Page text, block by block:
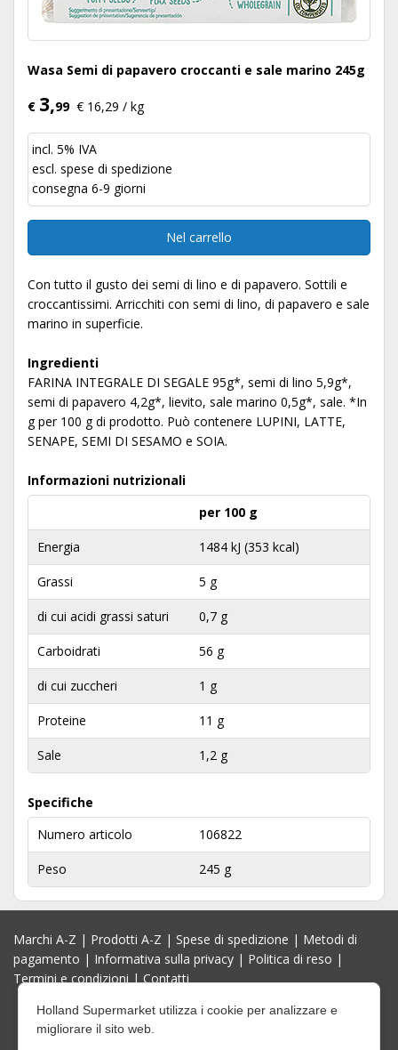
Wasa Semi di papavero croccanti e sale marino 245g
€ 3,99€ 16,29 / kg
incl. 5% IVA
escl. spese di spedizione
consegna 6-9 giorni
Nel carrello
Con tutto il gusto dei semi di lino e di papavero. Sottili e
croccantissimi. Arricchiti con semi di lino, di papavero e sale
marino in superficie.
Ingredienti
FARINA INTEGRALE DI SEGALE 95g*, semi di lino 5,9g*,
semi di papavero 4,2g*, lievito, sale marino 0,5g*, sale. *In
g per 100 g di prodotto. Può contenere LUPINI, LATTE,
SENAPE, SEMI DI SESAMO e SOIA.
Informazioni nutrizionali
per 100 g
Energia 1484 kJ (353 kcal)
Grassi 5 g
di cui acidi grassi saturi 0,7 g
Carboidrati 56 g
di cui zuccheri 1 g
Proteine 11 g
Sale 1,2 g
Specifiche
Numero articolo
106822
Peso 245 g
Marchi A-Z | Prodotti A-Z | Spese di spedizione | Metodi di
pagamento | Informativa sulla privacy | Politica di reso |
Termini e condizioni|Contatti
Holland Supermarket utilizza i cookie per analizzare e
migliorare il sito web.